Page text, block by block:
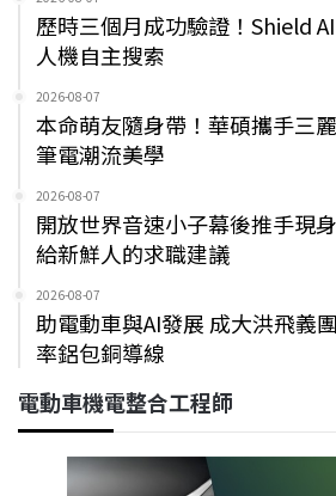
歷時三個月成功驗證！Shield
人機自主搜索
2026-08-07
本命萌友隨身帶！華碩攜手三
筆電潮流美學
2026-08-07
開放世界音速小子幕後推手現
給新鮮人的求職建議
2026-08-07
助電動車與AI發展 成大洪飛義
率鋁包銅導線
電動車機電整合工程師